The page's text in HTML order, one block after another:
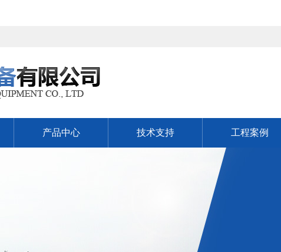
产品中心 技术支持 工程案例